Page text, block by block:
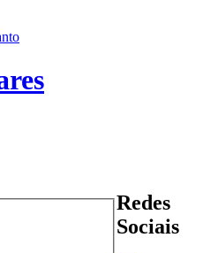
Redes
Sociais